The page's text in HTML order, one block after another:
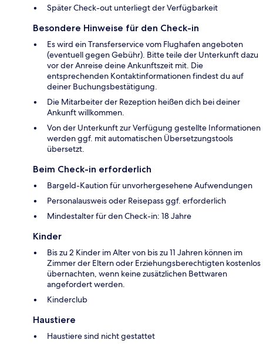
Später Check-out unterliegt der Verfügbarkeit
Besondere Hinweise für den Check-in
Es wird ein Transferservice vom Flughafen angeboten
(eventuell gegen Gebühr). Bitte teile der Unterkunft dazu
vor der Anreise deine Ankunftszeit mit. Die
entsprechenden Kontaktinformationen findest du auf
deiner Buchungsbestätigung.
Die Mitarbeiter der Rezeption heißen dich bei deiner
Ankunft willkommen.
Von der Unterkunft zur Verfügung gestellte Informationen
werden ggf. mit automatischen Übersetzungstools
übersetzt.
Beim Check-in erforderlich
Bargeld-Kaution für unvorhergesehene Aufwendungen
Personalausweis oder Reisepass ggf. erforderlich
Mindestalter für den Check-in: 18 Jahre
Kinder
Bis zu 2 Kinder im Alter von bis zu 11 Jahren können im
Zimmer der Eltern oder Erziehungsberechtigten kostenlos
übernachten, wenn keine zusätzlichen Bettwaren
angefordert werden.
Kinderclub
Haustiere
Haustiere sind nicht gestattet